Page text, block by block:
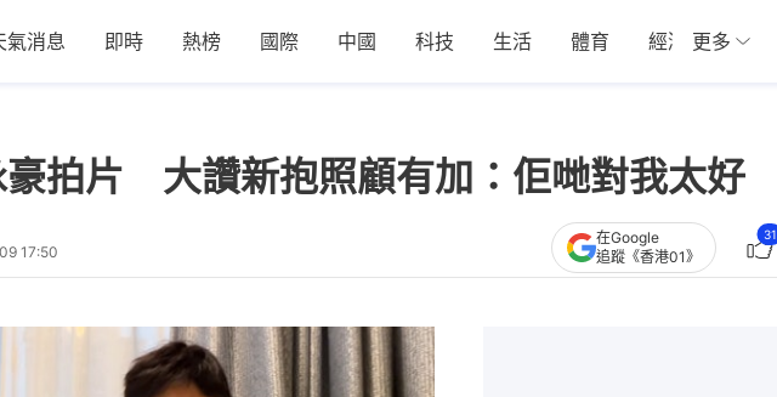
氣消息 即時 熱榜 國際 中國 科技 生活 體育 經濟 01深圳
更多
豪拍片 大讚新抱照顧有加：佢哋對我太好
17:50
在Google
追蹤《香港01》
31